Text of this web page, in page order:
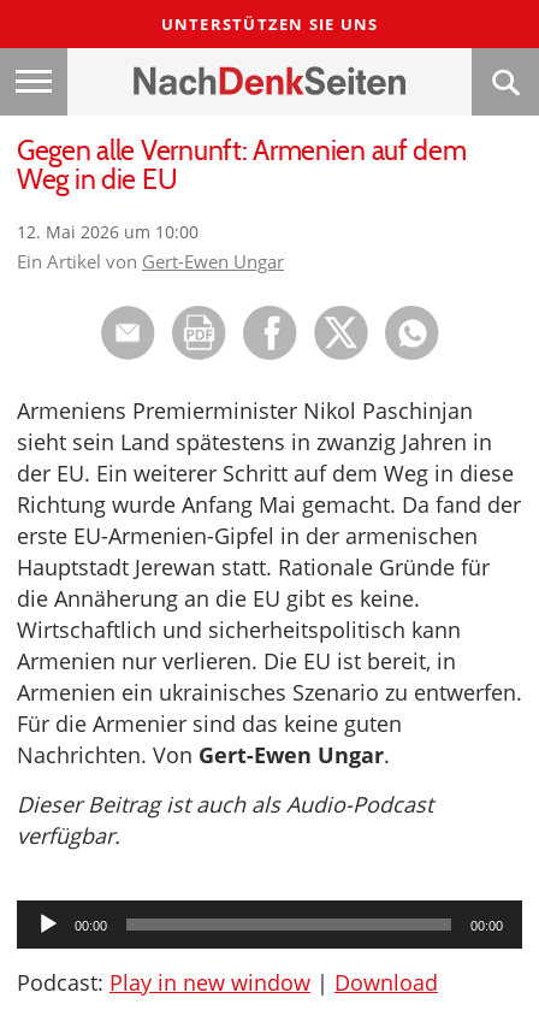
UNTERSTÜTZEN SIE UNS
Gegen alle Vernunft: Armenien auf dem
Weg in die EU
12. Mai 2026 um 10:00
Ein Artikel von Gert-Ewen Ungar
Armeniens Premierminister Nikol Paschinjan
sieht sein Land spätestens in zwanzig Jahren in
der EU. Ein weiterer Schritt auf dem Weg in diese
Richtung wurde Anfang Mai gemacht. Da fand der
erste EU-Armenien-Gipfel in der armenischen
Hauptstadt Jerewan statt. Rationale Gründe für
die Annäherung an die EU gibt es keine.
Wirtschaftlich und sicherheitspolitisch kann
Armenien nur verlieren. Die EU ist bereit, in
Armenien ein ukrainisches Szenario zu entwerfen.
Für die Armenier sind das keine guten
Nachrichten. Von Gert-Ewen Ungar.
Dieser Beitrag ist auch als Audio-Podcast
verfügbar.
Audio-
Player
00:00 00:00
Podcast: Play in new window | Download